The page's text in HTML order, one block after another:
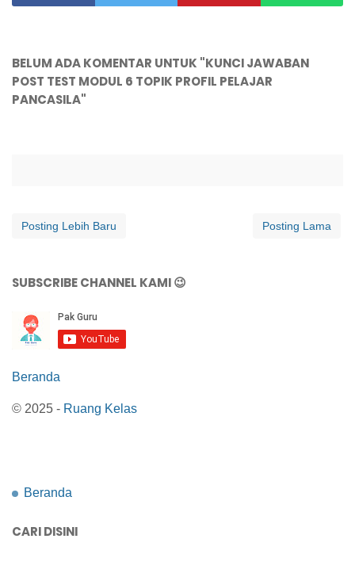
BELUM ADA KOMENTAR UNTUK "KUNCI JAWABAN
POST TEST MODUL 6 TOPIK PROFIL PELAJAR
PANCASILA"
Posting Lebih Baru Posting Lama
SUBSCRIBE CHANNEL KAMI 😉
Beranda
© 2025 - Ruang Kelas
Beranda
CARI DISINI